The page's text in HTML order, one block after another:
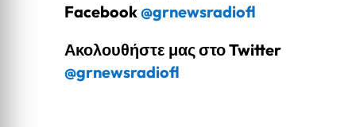
Facebook@grnewsradiofl
Ακολουθήστε μας στο Twitter
@grnewsradiofl